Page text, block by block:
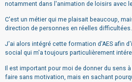
notamment dans l'animation de loisirs avec
C'est un métier qui me plaisait beaucoup,
direction de personnes en réelles difficultées.
J'ai alors intégré cette formation d'AES afin
social qui m'a toujours particulièrement
Il est important pour moi de donner du sens
faire sans motivation, mais en sachant